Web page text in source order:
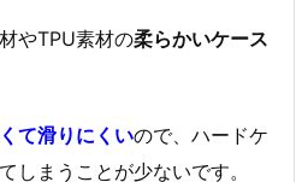
やTPU素材の柔らかいケース
て滑りにくいので、ハードケ
しまうことが少ないです。